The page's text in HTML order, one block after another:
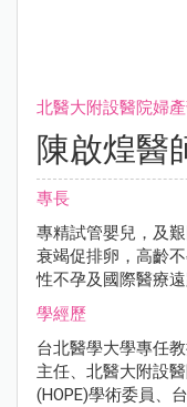
北醫大附設醫院婦
陳啟煌醫
專長
專精試管嬰兒，及
衰竭促排卵，高齡
性不孕及國際醫療遠
學經歷
台北醫學大學專任
主任、北醫大附設
(HOPE)學術委員、